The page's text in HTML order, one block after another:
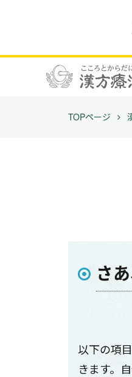
TOPページ
さ
以下の項
きます。